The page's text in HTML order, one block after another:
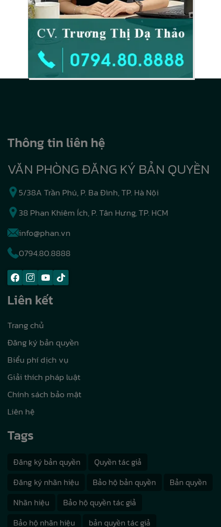
Thông tin liên hệ
VĂN PHÒNG ĐĂNG KÝ BẢN QUYỀN
5/38A Trần Phú, P. Ba Đình, TP. Hà Nội
38 Phan Khiêm Ích, P. Tân Hưng, TP. HCM
info@phan.vn
0794.80.8888
Liên kết
Trang chủ
Đăng ký bản quyền
Biểu phí dịch vụ
Giải thích pháp luật
Chính sách bảo mật
Liên hệ
Tags
Đăng ký bản quyền
Quyền tác giả
Đăng ký nhãn hiệu
Bảo hộ bản quyền
Bản quyền
Nhãn hiệu
Bảo hộ quyền tác giả
Bảo hộ nhãn hiệu
bản quyền tác giả